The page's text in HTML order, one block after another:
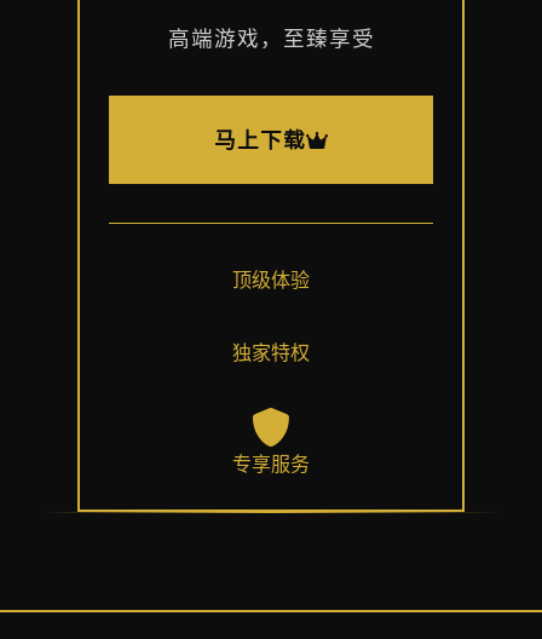
高端游戏，至臻享受
马上下载
顶级体验
独家特权
专享服务